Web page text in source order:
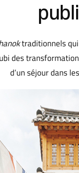
traditionnels qui
des
d’un séjour dans